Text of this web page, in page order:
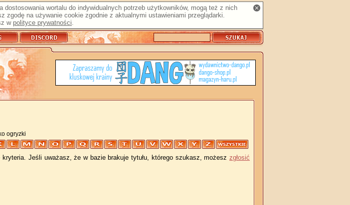
wortalu do indywidualnych potrzeb użytkowników, mogą też z nich
zgodę na używanie cookie zgodnie z aktualnymi ustawieniami przeglądarki.
w polityce prywatności.
ogryzki
kryteria. Jeśli uważasz, że w bazie brakuje tytułu, którego szukasz, możesz zgłosić